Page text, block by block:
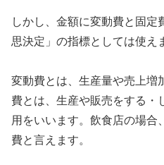
しかし、金額に変動費と固
思決定」の指標としては使え
変動費とは、生産量や売上増
費とは、生産や販売をする・
用をいいます。飲食店の場合
費と言えます。